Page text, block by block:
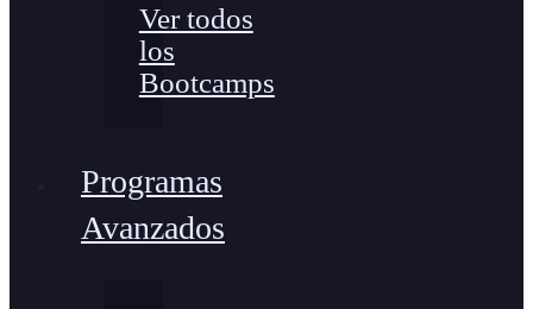
Ver todos
los
Bootcamps
Programas
Avanzados